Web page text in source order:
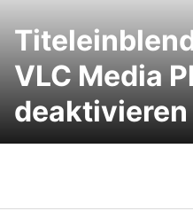
VLC Media
deaktivieren